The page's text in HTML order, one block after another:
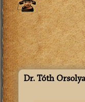
Dr. Tóth Orsolya